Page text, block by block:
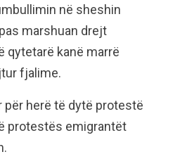
në sheshin
marshuan drejt
qytetarë kanë marrë
fjalime.
për herë të dytë protestë
protestës emigrantët